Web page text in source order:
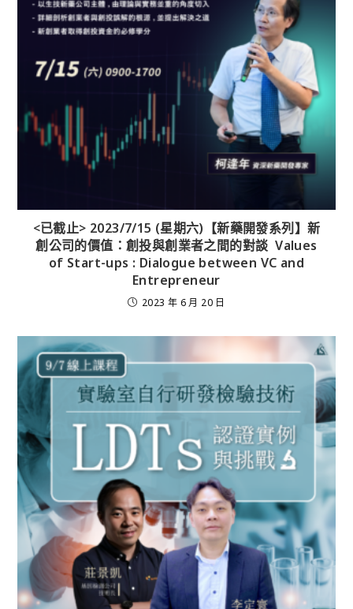
<已截止> 2023/7/15 (星期六)【新藥開發系列】新
創公司的價值：創投與創業者之間的對談 Values
of Start-ups : Dialogue between VC and
Entrepreneur
2023 年 6 月 20 日